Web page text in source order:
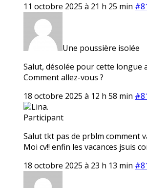
11 octobre 2025 à 21 h 25 min
Une poussière isolée
Salut, désolée pour cette longue
Comment allez-vous ?
18 octobre 2025 à 12 h 58 min
Lina.
Participant
Salut tkt pas de prblm comment
Moi cv!! enfin les vacances jsuis
18 octobre 2025 à 23 h 13 min